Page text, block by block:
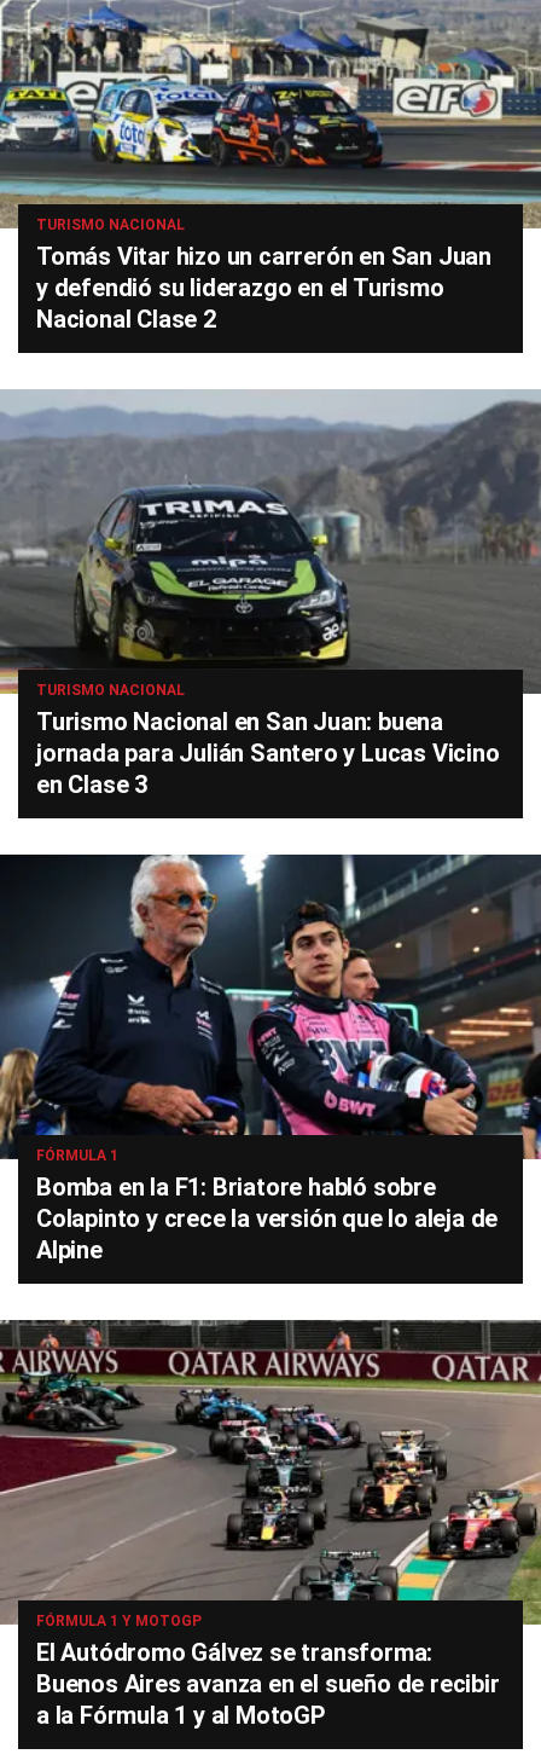
TURISMO NACIONAL
Tomás Vitar hizo un carrerón en San Juan
y defendió su liderazgo en el Turismo
Nacional Clase 2
TURISMO NACIONAL
Turismo Nacional en San Juan: buena
jornada para Julián Santero y Lucas Vicino
en Clase 3
FÓRMULA 1
Bomba en la F1: Briatore habló sobre
Colapinto y crece la versión que lo aleja de
Alpine
FÓRMULA 1 Y MOTOGP
El Autódromo Gálvez se transforma:
Buenos Aires avanza en el sueño de recibir
a la Fórmula 1 y al MotoGP